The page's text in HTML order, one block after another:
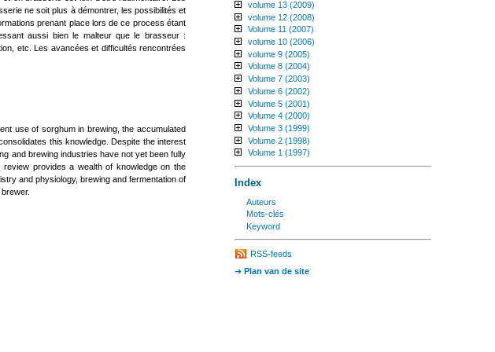
ne soit plus à démontrer, les possibilités et
prenant place lors de ce process étant
aussi bien le malteur que le brasseur :
etc. Les avancées et difficultés rencontrées
use of sorghum in brewing, the accumulated
this knowledge. Despite the interest
and brewing industries have not yet been fully
provides a wealth of knowledge on the
and physiology, brewing and fermentation of
volume 13 (2009)
volume 12 (2008)
Volume 11 (2007)
volume 10 (2006)
volume 9 (2005)
Volume 8 (2004)
Volume 7 (2003)
Volume 6 (2002)
Volume 5 (2001)
Volume 4 (2000)
Volume 3 (1999)
Volume 2 (1998)
Volume 1 (1997)
Index
Auteurs
mots-clés
keyword
RSS-feeds
Plan van de site